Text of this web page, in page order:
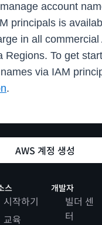
account
principals is
in all commercial
Regions. To get
via IAM
.
AWS 계정 생성
스
시작하기
교육
개발자
빌더 센
터